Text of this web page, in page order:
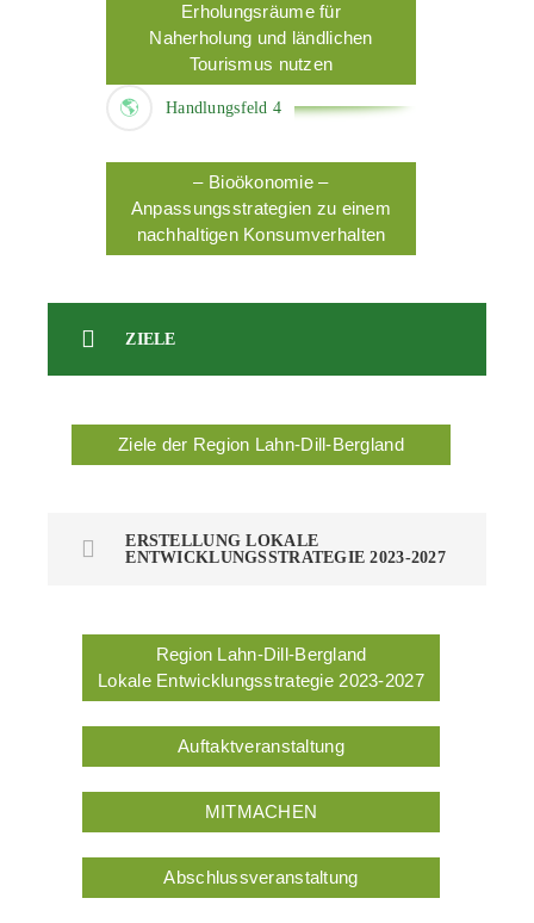
Erholungsräume für
Naherholung und ländlichen
Tourismus nutzen
Handlungsfeld 4
– Bioökonomie –
Anpassungsstrategien zu einem
nachhaltigen Konsumverhalten
ZIELE
Ziele der Region Lahn-Dill-Bergland
ERSTELLUNG LOKALE
ENTWICKLUNGSSTRATEGIE 2023-2027
Region Lahn-Dill-Bergland
Lokale Entwicklungsstrategie 2023-2027
Auftaktveranstaltung
MITMACHEN
Abschlussveranstaltung